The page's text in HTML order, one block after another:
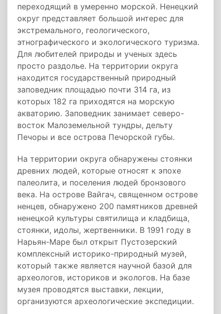
переходящий в умеренно морской. Ненецкий
округ представляет большой интерес для
экстремального, геологического,
этнографического и экологического туризма.
Для любителей природы и ученых здесь
просто раздолье. На территории округа
находится государственный природный
заповедник площадью почти 314 га, из
которых 182 га приходятся на морскую
акваторию. Заповедник занимает северо-
восток Малоземельной тундры, дельту
Печоры и все острова Печорской губы.
На территории округа обнаружены стоянки
древних людей, которые относят к эпохе
палеолита, и поселения людей бронзового
века. На острове Вайгач, священном острове
ненцев, обнаружено 200 памятников древней
ненецкой культуры святилища и кладбища,
стоянки, идолы, жертвенники. В 1991 году в
Нарьян-Маре был открыт Пустозерский
комплексный историко-природный музей,
который также является научной базой для
археологов, историков и экологов. На базе
музея проводятся выставки, лекции,
организуются археологические экспедиции.